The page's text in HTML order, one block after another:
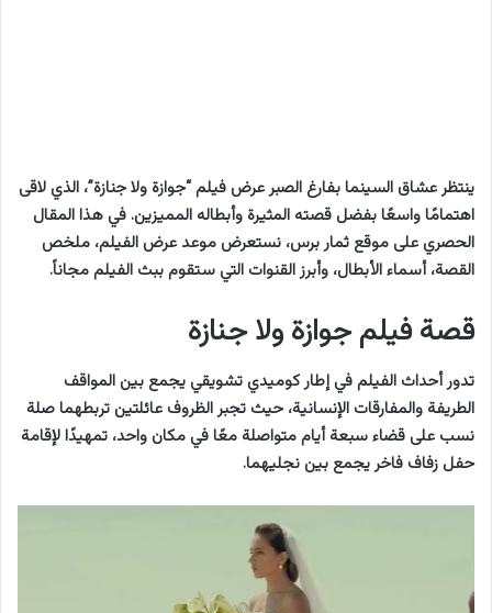
ينتظر عشاق السينما بفارغ الصبر عرض فيلم “جوازة ولا جنازة”، الذي لاقى
اهتمامًا واسعًا بفضل قصته المثيرة وأبطاله المميزين. في هذا المقال
الحصري على موقع ثمار برس، نستعرض موعد عرض الفيلم، ملخص
القصة، أسماء الأبطال، وأبرز القنوات التي ستقوم ببث الفيلم مجاناً.
قصة فيلم جوازة ولا جنازة
تدور أحداث الفيلم في إطار كوميدي تشويقي يجمع بين المواقف
الطريفة والمفارقات الإنسانية، حيث تجبر الظروف عائلتين تربطهما صلة
نسب على قضاء سبعة أيام متواصلة معًا في مكان واحد، تمهيدًا لإقامة
حفل زفاف فاخر يجمع بين نجليهما.